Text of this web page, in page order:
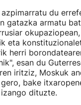
du
gatazka armatu
eta
herri
esan du
iritziz, Moskuk
bake
dituzte.